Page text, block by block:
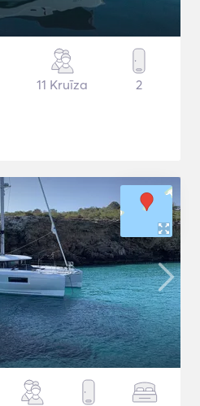
11 Kruīza 2